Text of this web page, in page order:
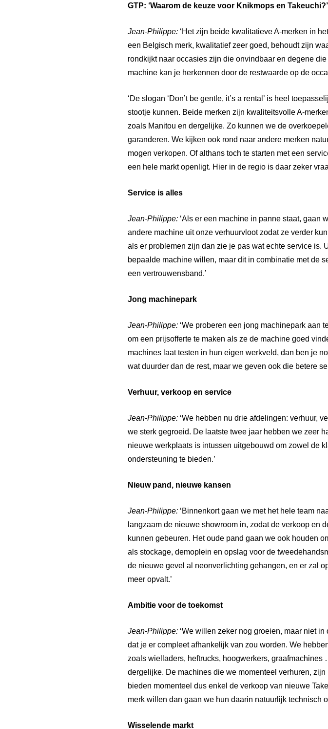
GTP: ‘Waarom de keuze voor Knikmops en Takeuchi?’
Jean-Philippe: ‘Het zijn beide kwalitatieve A-merken in
een Belgisch merk, kwalitatief zeer goed, behoudt zijn
rondkijkt naar occasies zijn die onvindbaar en degene
machine kan je herkennen door de restwaarde op de
‘De slogan ‘Don’t be gentle, it’s a rental’ is heel
stootje kunnen. Beide merken zijn kwaliteitsvolle A-
zoals Manitou en dergelijke. Zo kunnen we de
garanderen. We kijken ook rond naar andere merken
mogen verkopen. Of althans toch te starten met een
een hele markt openligt. Hier in de regio is daar zeker
Service is alles
Jean-Philippe: ‘Als er een machine in panne staat, gaan
andere machine uit onze verhuurvloot zodat ze verder
als er problemen zijn dan zie je pas wat echte service is.
bepaalde machine willen, maar dit in combinatie met de
een vertrouwensband.’
Jong machinepark
Jean-Philippe: ‘We proberen een jong machinepark aan
om een prijsofferte te maken als ze de machine goed
machines laat testen in hun eigen werkveld, dan ben je
wat duurder dan de rest, maar we geven ook die betere
Verhuur, verkoop en service
Jean-Philippe: ‘We hebben nu drie afdelingen: verhuur,
we sterk gegroeid. De laatste twee jaar hebben we zeer
nieuwe werkplaats is intussen uitgebouwd om zowel de
ondersteuning te bieden.’
Nieuw pand, nieuwe kansen
Jean-Philippe: ‘Binnenkort gaan we met het hele team
langzaam de nieuwe showroom in, zodat de verkoop en
kunnen gebeuren. Het oude pand gaan we ook houden
als stockage, demoplein en opslag voor de
de nieuwe gevel al neonverlichting gehangen, en er zal
meer opvalt.’
Ambitie voor de toekomst
Jean-Philippe: ‘We willen zeker nog groeien, maar niet
dat je er compleet afhankelijk van zou worden. We
zoals wielladers, heftrucks, hoogwerkers,
dergelijke. De machines die we momenteel verhuren,
bieden momenteel dus enkel de verkoop van nieuwe
merk willen dan gaan we hun daarin natuurlijk technisch
Wisselende markt